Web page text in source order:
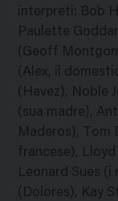
interpreti: Bob
Paulette
(Geoff
(Alex, il
(Havez), Noble
(sua madre),
Maderos), Tom
francese),
Leonard Sues (i
(Dolores), Kay